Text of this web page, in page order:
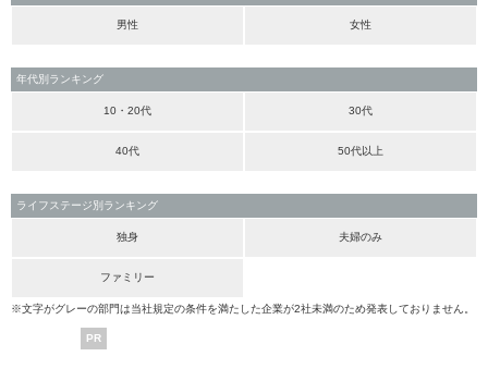
男性 女性
年代別ランキング
10・20代 30代
40代 50代以上
ライフステージ別ランキング
独身 夫婦のみ
ファミリー
※文字がグレーの部門は当社規定の条件を満たした企業が2社未満のため発表しておりません。
PR